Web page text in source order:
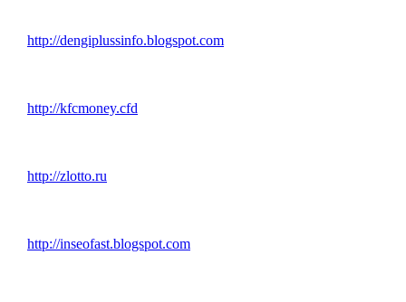
http://dengiplussinfo.blogspot.com
http://kfcmoney.cfd
http://zlotto.ru
http://inseofast.blogspot.com